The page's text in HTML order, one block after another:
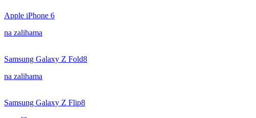
Apple iPhone 6
na zalihama
Samsung Galaxy Z Fold8
na zalihama
Samsung Galaxy Z Flip8